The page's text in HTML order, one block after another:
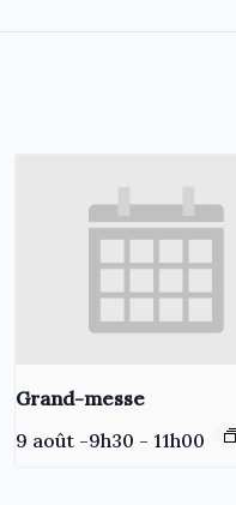
Grand-messe
9 août -9h30 - 11h00